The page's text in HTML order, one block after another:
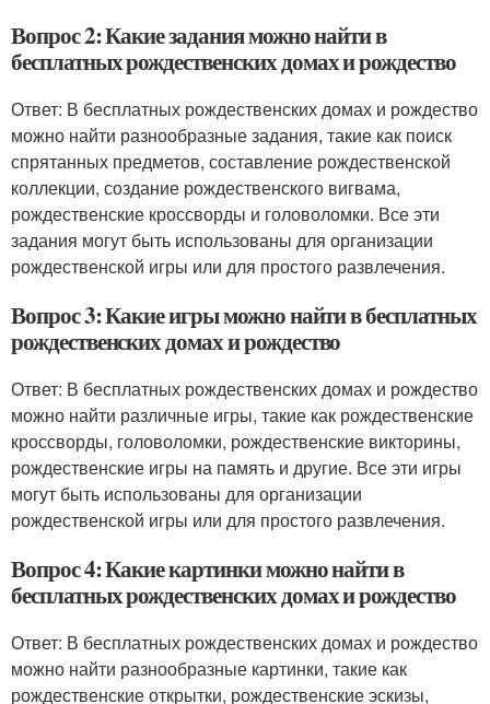
Вопрос 2: Какие задания можно найти в
бесплатных рождественских домах и рождество
Ответ: В бесплатных рождественских домах и рождество
можно найти разнообразные задания, такие как поиск
спрятанных предметов, составление рождественской
коллекции, создание рождественского вигвама,
рождественские кроссворды и головоломки. Все эти
задания могут быть использованы для организации
рождественской игры или для простого развлечения.
Вопрос 3: Какие игры можно найти в бесплатных
рождественских домах и рождество
Ответ: В бесплатных рождественских домах и рождество
можно найти различные игры, такие как рождественские
кроссворды, головоломки, рождественские викторины,
рождественские игры на память и другие. Все эти игры
могут быть использованы для организации
рождественской игры или для простого развлечения.
Вопрос 4: Какие картинки можно найти в
бесплатных рождественских домах и рождество
Ответ: В бесплатных рождественских домах и рождество
можно найти разнообразные картинки, такие как
рождественские открытки, рождественские эскизы,